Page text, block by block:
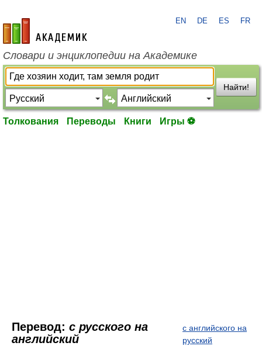
academic.ru
EN DE ES FR
Словари и энциклопедии на Академике
Найти!
Толкования Переводы Книги Игры ⚽
Перевод: с русского на
английский
с английского на
русский